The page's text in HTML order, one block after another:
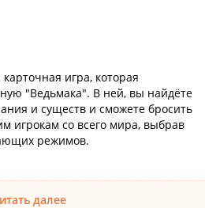
игра, которая
"Ведьмака". В ней, вы найдёте
и существ и сможете бросить
игрокам со всего мира, выбрав
режимов.
далее